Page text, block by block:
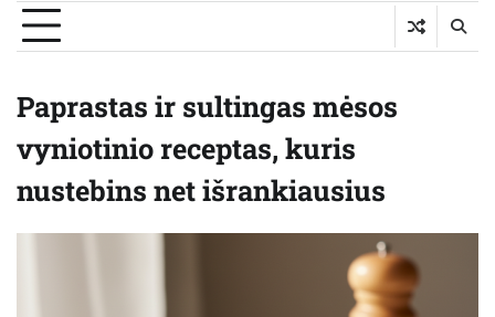
Paprastas ir sultingas mėsos
vyniotinio receptas, kuris
nustebins net išrankiausius